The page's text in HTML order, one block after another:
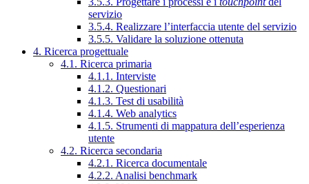
servizio
3.5.4. Realizzare l’interfaccia utente del servizio
3.5.5. Validare la soluzione ottenuta
4. Ricerca progettuale
4.1. Ricerca primaria
4.1.1. Interviste
4.1.2. Questionari
4.1.3. Test di usabilità
4.1.4. Web analytics
4.1.5. Strumenti di mappatura dell’esperienza
utente
4.2. Ricerca secondaria
4.2.1. Ricerca documentale
4.2.2. Analisi benchmark